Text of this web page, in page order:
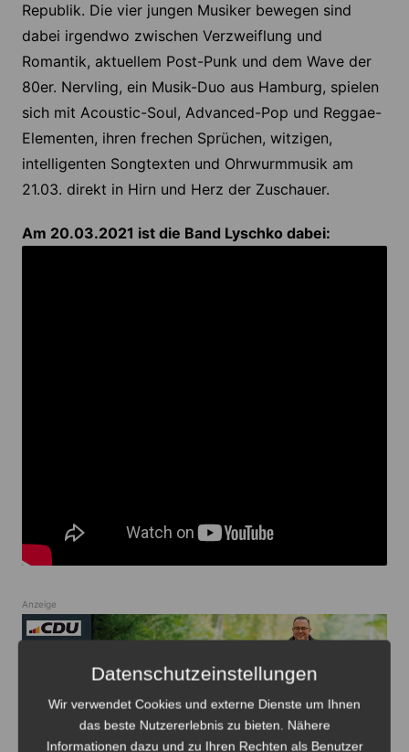
Republik. Die vier jungen Musiker bewegen sind
dabei irgendwo zwischen Verzweiflung und
Romantik, aktuellem Post-Punk und dem Wave der
80er. Nervling, ein Musik-Duo aus Hamburg, spielen
sich mit Acoustic-Soul, Advanced-Pop und Reggae-
Elementen, ihren frechen Sprüchen, witzigen,
intelligenten Songtexten und Ohrwurmmusik am
21.03. direkt in Hirn und Herz der Zuschauer.
Am 20.03.2021 ist die Band Lyschko dabei:
Anzeige
Datenschutzeinstellungen
Wir verwendet Cookies und externe Dienste um Ihnen
das beste Nutzererlebnis zu bieten. Nähere
Informationen dazu und zu Ihren Rechten als Benutzer